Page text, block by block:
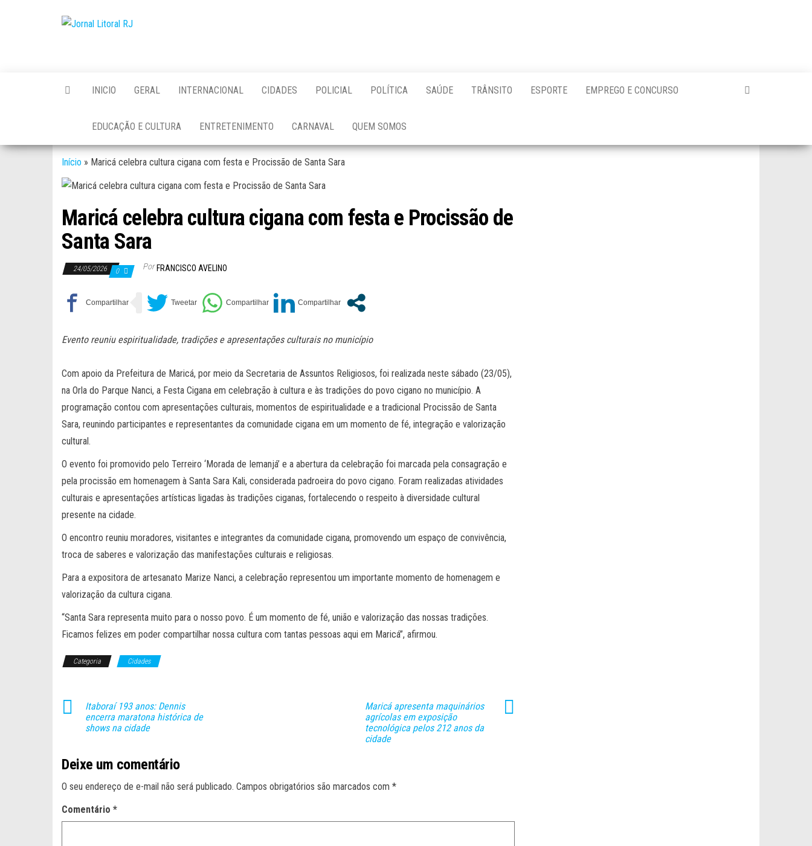
INICIO GERAL INTERNACIONAL CIDADES POLICIAL POLÍTICA SAÚDE TRÂNSITO ESPORTE EMPREGO E CONCURSO
EDUCAÇÃO E CULTURA ENTRETENIMENTO CARNAVAL QUEM SOMOS
Início » Maricá celebra cultura cigana com festa e Procissão de Santa Sara
Maricá celebra cultura cigana com festa e Procissão de
Santa Sara
24/05/2026 0 Por FRANCISCO AVELINO
Evento reuniu espiritualidade, tradições e apresentações culturais no município
Com apoio da Prefeitura de Maricá, por meio da Secretaria de Assuntos Religiosos, foi realizada neste sábado (23/05),
na Orla do Parque Nanci, a Festa Cigana em celebração à cultura e às tradições do povo cigano no município. A
programação contou com apresentações culturais, momentos de espiritualidade e a tradicional Procissão de Santa
Sara, reunindo participantes e representantes da comunidade cigana em um momento de fé, integração e valorização
cultural.
O evento foi promovido pelo Terreiro ‘Morada de Iemanjá’ e a abertura da celebração foi marcada pela consagração e
pela procissão em homenagem à Santa Sara Kali, considerada padroeira do povo cigano. Foram realizadas atividades
culturais e apresentações artísticas ligadas às tradições ciganas, fortalecendo o respeito à diversidade cultural
presente na cidade.
O encontro reuniu moradores, visitantes e integrantes da comunidade cigana, promovendo um espaço de convivência,
troca de saberes e valorização das manifestações culturais e religiosas.
Para a expositora de artesanato Marize Nanci, a celebração representou um importante momento de homenagem e
valorização da cultura cigana.
“Santa Sara representa muito para o nosso povo. É um momento de fé, união e valorização das nossas tradições.
Ficamos felizes em poder compartilhar nossa cultura com tantas pessoas aqui em Maricá”, afirmou.
Categoria Cidades
Itaboraí 193 anos: Dennis
encerra maratona histórica de
shows na cidade
Maricá apresenta maquinários
agrícolas em exposição
tecnológica pelos 212 anos da
cidade
Deixe um comentário
O seu endereço de e-mail não será publicado. Campos obrigatórios são marcados com *
Comentário *